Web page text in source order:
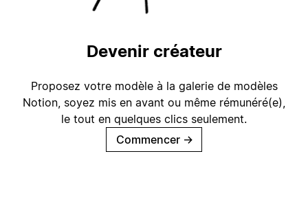
Devenir créateur
Proposez votre modèle à la galerie de modèles
Notion, soyez mis en avant ou même rémunéré(e),
le tout en quelques clics seulement.
Commencer →